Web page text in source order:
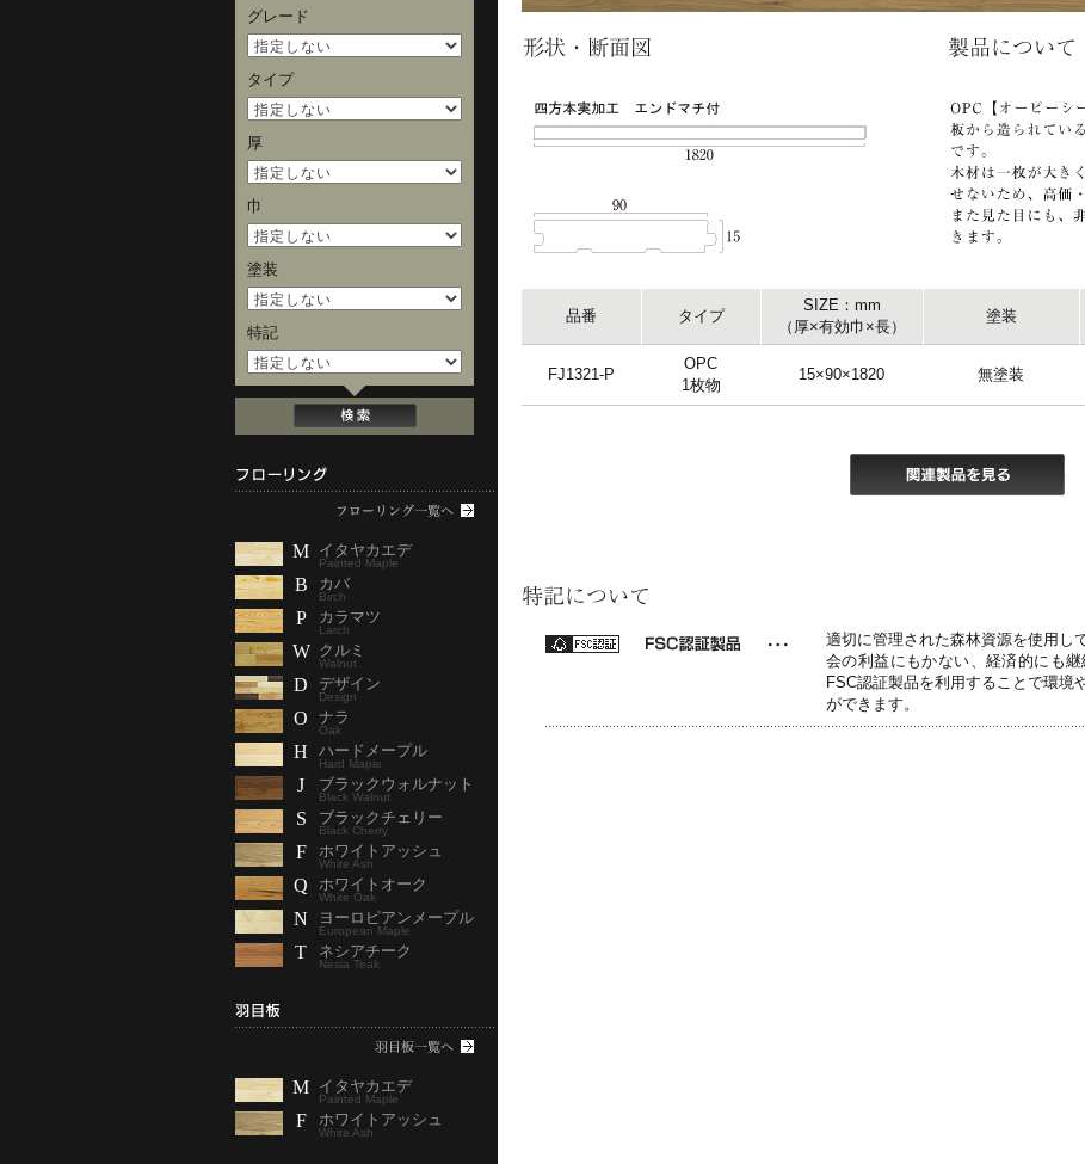
品番 タイプ
SIZE：mm
（厚×有効巾×長）
塗装
FJ1321-P
OPC
1枚物
15×90×1820 無塗装
適切に管理された森林資源を使用し
会の利益にもかない、経済的にも
FSC認証製品を利用することで環境
ができます。
グレード
タイプ
厚
巾
塗装
特記
M イタヤカエデ
Painted Maple
B カバ
Birch
P カラマツ
Larch
W クルミ
Walnut
D デザイン
Design
O ナラ
Oak
H ハードメープル
Hard Maple
J ブラックウォルナット
Black Walnut
S ブラックチェリー
Black Cherry
F ホワイトアッシュ
White Ash
Q ホワイトオーク
White Oak
N ヨーロピアンメープル
European Maple
T ネシアチーク
Nesia Teak
M イタヤカエデ
Painted Maple
F ホワイトアッシュ
White Ash